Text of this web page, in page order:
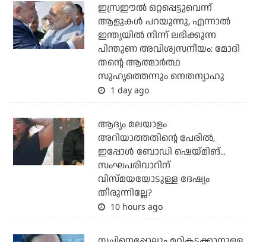
ഇസ്രഈല്‍ ഒറ്റപ്പെട്ടുവെന്ന്
ആളുകള്‍ പറയുന്നു, എന്നാല്‍
ഇന്ത്യയില്‍ നിന്ന് ലഭിക്കുന്ന
പിന്തുണ അവിശ്വസനീയം: മോദി
തന്റെ ആത്മാര്‍ത്ഥ
സുഹൃത്തെന്നും നെതന്യാഹു
1 day ago
ആദ്യം മലയാളം
അറിയാത്തതിന്റെ പേരില്‍,
ഇപ്പോള്‍ ബോഡി ഷെയ്മിങ്...
സംഘപരിവാറിന്
വിസ്മയയോടുള്ള ദേഷ്യം
തീരുന്നില്ലേ?
10 hours ago